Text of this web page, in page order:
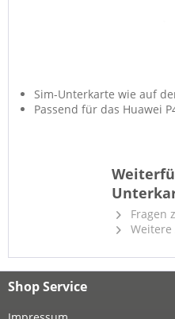
Sim-Unterkarte wie auf
Passend für das Huawei
Fragen
Weitere
Shop Service